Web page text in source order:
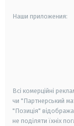
Наши приложения:
Всі комерційні
чи "Партнерський
"Позиція"
не поділяти їхніх